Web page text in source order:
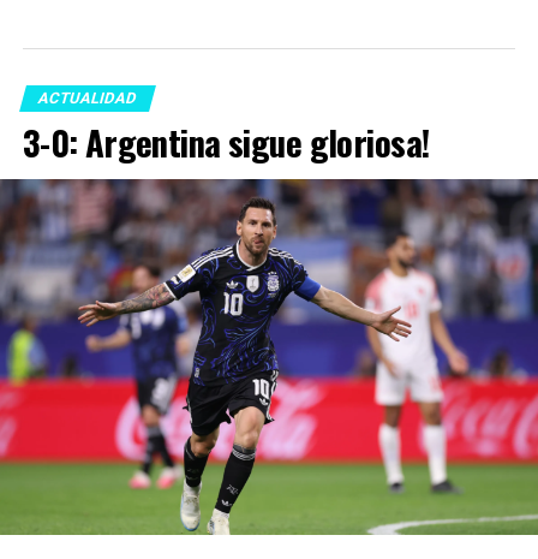
ACTUALIDAD
3-0: Argentina sigue gloriosa!